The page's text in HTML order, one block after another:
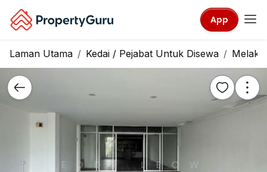
App
Laman Utama Kedai / Pejabat Untuk Disewa Melaka